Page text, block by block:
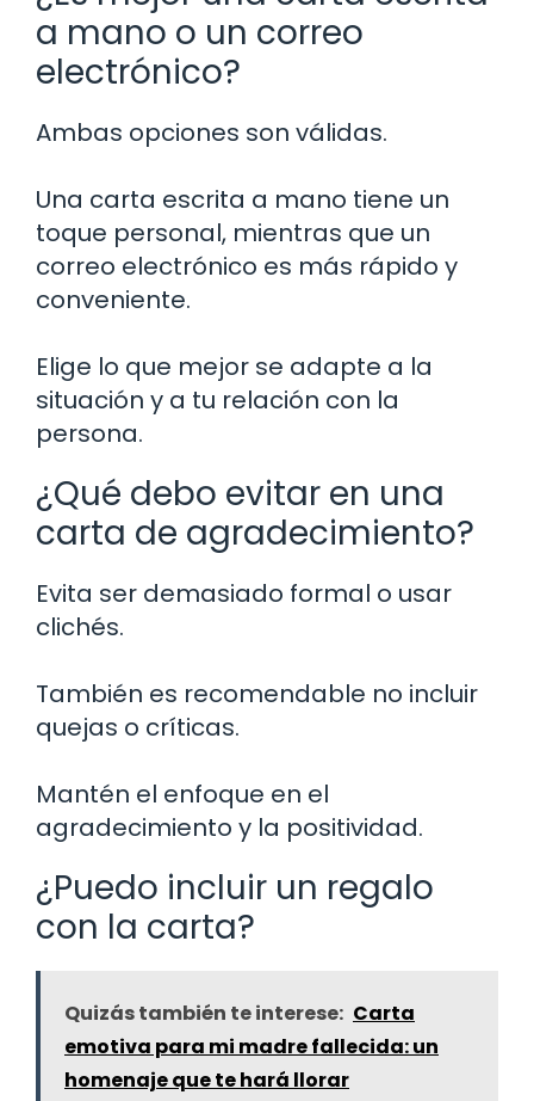
a mano o un correo
electrónico?
Ambas opciones son válidas.
Una carta escrita a mano tiene un
toque personal, mientras que un
correo electrónico es más rápido y
conveniente.
Elige lo que mejor se adapte a la
situación y a tu relación con la
persona.
¿Qué debo evitar en una
carta de agradecimiento?
Evita ser demasiado formal o usar
clichés.
También es recomendable no incluir
quejas o críticas.
Mantén el enfoque en el
agradecimiento y la positividad.
¿Puedo incluir un regalo
con la carta?
Quizás también te interese: Carta
emotiva para mi madre fallecida: un
homenaje que te hará llorar